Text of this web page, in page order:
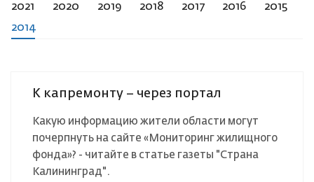
2021
2020 2019 2018 2017 2016
2015
2014
К капремонту – через портал
Какую информацию жители области могут
почерпнуть на сайте «Мониторинг жилищного
фонда»? - читайте в статье газеты "Страна
Калининград".